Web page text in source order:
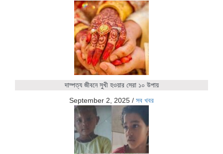
দাম্পত্য জীবনে সুখী হওয়ার সেরা ১০ উপায়
September 2, 2025 / সব খবর